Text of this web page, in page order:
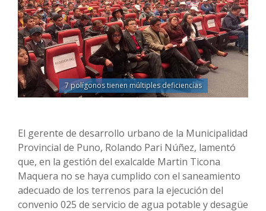
7 polígonos tienen múltiples deficiencias
El gerente de desarrollo urbano de la Municipalidad
Provincial de Puno, Rolando Pari Núñez, lamentó
que, en la gestión del exalcalde Martin Ticona
Maquera no se haya cumplido con el saneamiento
adecuado de los terrenos para la ejecución del
convenio 025 de servicio de agua potable y desagüe